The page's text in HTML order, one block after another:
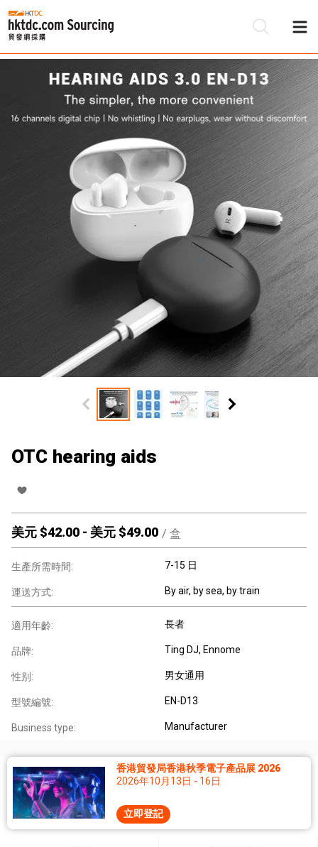
OTC hearing aids
美元 $42.00 - 美元 $49.00 / 盒
生產所需時間: 7-15 日
運送方式: By air, by sea, by train
適用年齡: 長者
品牌: Ting DJ, Ennome
性别: 男女通用
型號編號: EN-D13
Business type: Manufacturer
香港貿發局香港秋季電子產品展 2026
2026年10月13日 - 16日
立即登記